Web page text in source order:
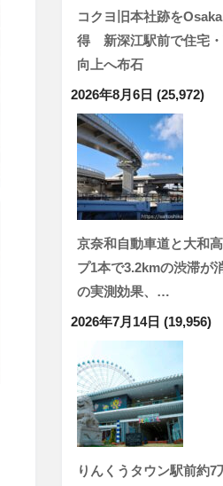
コクヨ旧本社跡を
得 新深江駅前で住宅
向上へ布石
2026年8月6日 (25,972)
京奈和自動車道と大和
プ1本で3.2kmの渋滞が
の実測効果、…
2026年7月14日 (19,956)
りんくうタウン駅前約